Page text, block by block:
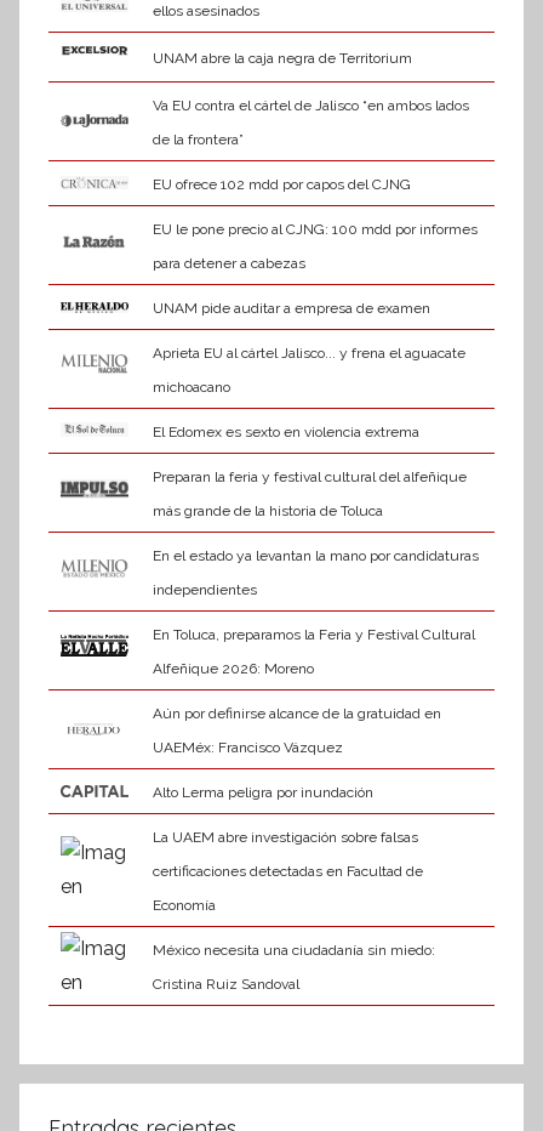
ellos asesinados
UNAM abre la caja negra de Territorium
Va EU contra el cártel de Jalisco “en ambos lados
de la frontera”
EU ofrece 102 mdd por capos del CJNG
EU le pone precio al CJNG: 100 mdd por informes
para detener a cabezas
UNAM pide auditar a empresa de examen
Aprieta EU al cártel Jalisco... y frena el aguacate
michoacano
El Edomex es sexto en violencia extrema
Preparan la feria y festival cultural del alfeñique
más grande de la historia de Toluca
En el estado ya levantan la mano por candidaturas
independientes
En Toluca, preparamos la Feria y Festival Cultural
Alfeñique 2026: Moreno
Aún por definirse alcance de la gratuidad en
UAEMéx: Francisco Vázquez
Alto Lerma peligra por inundación
La UAEM abre investigación sobre falsas
certificaciones detectadas en Facultad de
Economía
México necesita una ciudadanía sin miedo:
Cristina Ruiz Sandoval